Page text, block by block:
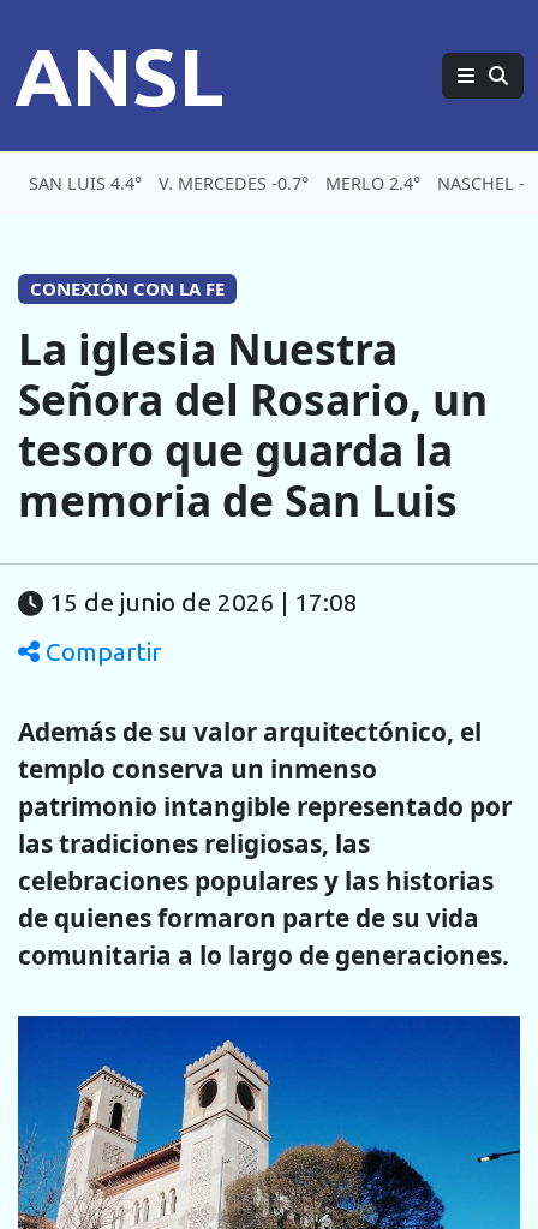
ANSL
SAN LUIS 4.4° V. MERCEDES -0.7° MERLO 2.4° NASCHEL -
CONEXIÓN CON LA FE
La iglesia Nuestra
Señora del Rosario, un
tesoro que guarda la
memoria de San Luis
15 de junio de 2026 | 17:08
Compartir
Además de su valor arquitectónico, el
templo conserva un inmenso
patrimonio intangible representado por
las tradiciones religiosas, las
celebraciones populares y las historias
de quienes formaron parte de su vida
comunitaria a lo largo de generaciones.